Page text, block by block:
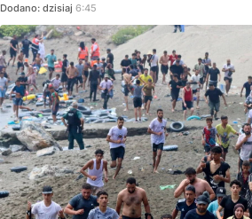
Dodano: dzisiaj 6:45